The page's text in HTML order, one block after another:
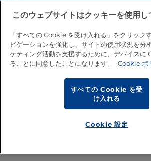
このウェブサイトはクッキーを使用し
「すべての Cookie を受け入れる」をクリック
ビゲーションを強化し、サイトの使用状況を分
ケティング活動を支援するために、デバイスに
ることに同意したことになります。
Cookie ポ
すべての Cookie を受
け入れる
Cookie 設定